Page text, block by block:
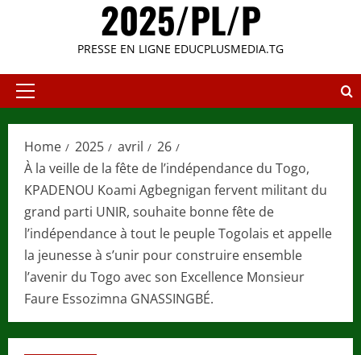
2025/PL/P
PRESSE EN LIGNE EDUCPLUSMEDIA.TG
Primary
Home 2025 avril
26
À la veille de la fête de l’indépendance du Togo,
KPADENOU Koami Agbegnigan fervent militant du
grand parti UNIR, souhaite bonne fête de
l’indépendance à tout le peuple Togolais et appelle
la jeunesse à s’unir pour construire ensemble
l’avenir du Togo avec son Excellence Monsieur
Faure Essozimna GNASSINGBÉ.